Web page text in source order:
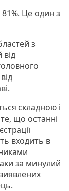
81%. Це один з
з
складною і
що останні
входить в
за минулий